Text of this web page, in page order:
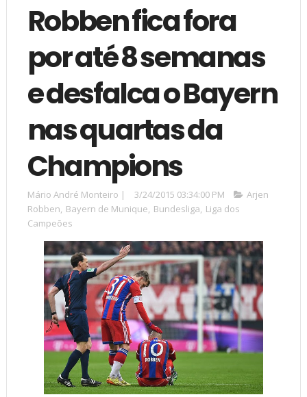
Robben fica fora
por até 8 semanas
e desfalca o Bayern
nas quartas da
Champions
Mário André Monteiro | 3/24/2015 03:34:00 PM
Arjen
Robben, Bayern de Munique, Bundesliga, Liga dos
Campeões